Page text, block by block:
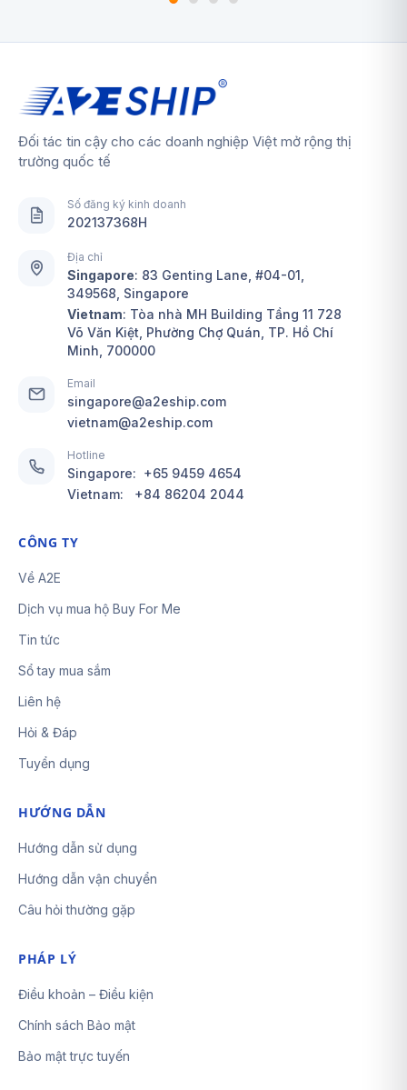
Đối tác tin cậy cho các doanh nghiệp Việt mở rộng thị
trường quốc tế
Số đăng ký kinh doanh
202137368H
Địa chỉ
Singapore: 83 Genting Lane, #04-01,
349568, Singapore
Vietnam: Tòa nhà MH Building Tầng 11 728
Võ Văn Kiệt, Phường Chợ Quán, TP. Hồ Chí
Minh, 700000
Email
singapore@a2eship.com
vietnam@a2eship.com
Hotline
Singapore: +65 9459 4654
Vietnam: +84 86204 2044
CÔNG TY
Về A2E
Dịch vụ mua hộ Buy For Me
Tin tức
Sổ tay mua sắm
Liên hệ
Hỏi & Đáp
Tuyển dụng
HƯỚNG DẪN
Hướng dẫn sử dụng
Hướng dẫn vận chuyển
Câu hỏi thường gặp
PHÁP LÝ
Điều khoản – Điều kiện
Chính sách Bảo mật
Bảo mật trực tuyến